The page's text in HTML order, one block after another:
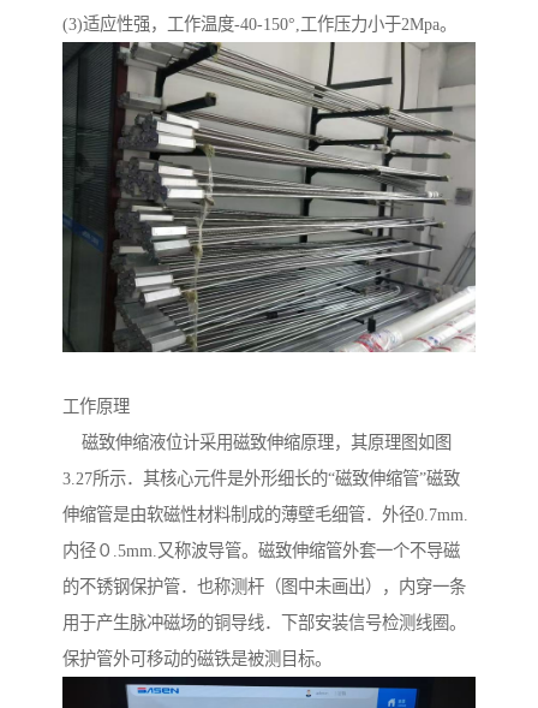
(3)适应性强，工作温度-40-150°,工作压力小于2Mpa。
工作原理
磁致伸缩液位计采用磁致伸缩原理，其原理图如图
3.27所示．其核心元件是外形细长的“磁致伸缩管”磁致
伸缩管是由软磁性材料制成的薄壁毛细管．外径0.7mm.
内径０.5mm.又称波导管。磁致伸缩管外套一个不导磁
的不锈钢保护管．也称测杆（图中未画出），内穿一条
用于产生脉冲磁场的铜导线．下部安装信号检测线圈。
保护管外可移动的磁铁是被测目标。